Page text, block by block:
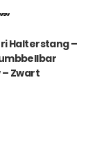
Halterstang –
– Zwart